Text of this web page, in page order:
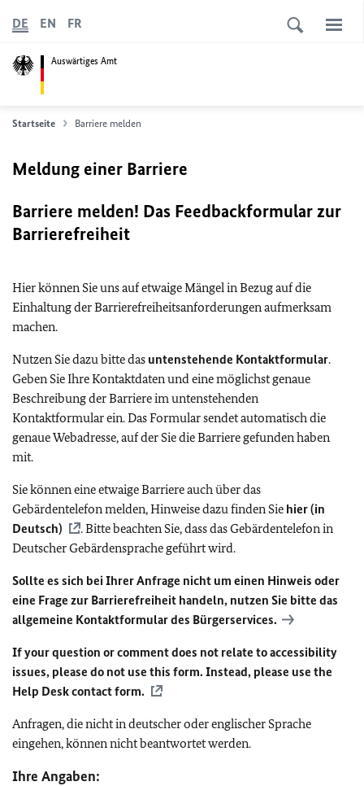
Auswärtiges Amt
DE EN FR
Startseite Barriere melden
Meldung einer Barriere
Barriere melden! Das Feedbackformular zur
Barrierefreiheit
Hier können Sie uns auf etwaige Mängel in Bezug auf die
Einhaltung der Barrierefreiheitsanforderungen aufmerksam
machen.
Nutzen Sie dazu bitte das untenstehende Kontaktformular.
Geben Sie Ihre Kontaktdaten und eine möglichst genaue
Beschreibung der Barriere im untenstehenden
Kontaktformular ein. Das Formular sendet automatisch die
genaue Webadresse, auf der Sie die Barriere gefunden haben
mit.
Sie können eine etwaige Barriere auch über das
Gebärdentelefon melden, Hinweise dazu finden Sie hier (in
Deutsch)
. Bitte beachten Sie, dass das Gebärdentelefon in
Deutscher Gebärdensprache geführt wird.
Sollte es sich bei Ihrer Anfrage nicht um einen Hinweis oder
eine Frage zur Barrierefreiheit handeln, nutzen Sie bitte das
allgemeine Kontaktformular des Bürgerservices.
If your question or comment does not relate to accessibility
issues, please do not use this form. Instead, please use the
Help Desk contact form.
Anfragen, die nicht in deutscher oder englischer Sprache
eingehen, können nicht beantwortet werden.
Ihre Angaben: